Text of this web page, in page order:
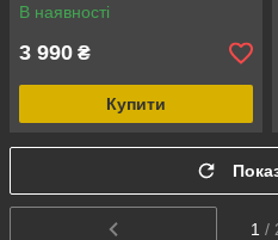
підголовник)
В наявності
3 990 ₴
Купити
1 /